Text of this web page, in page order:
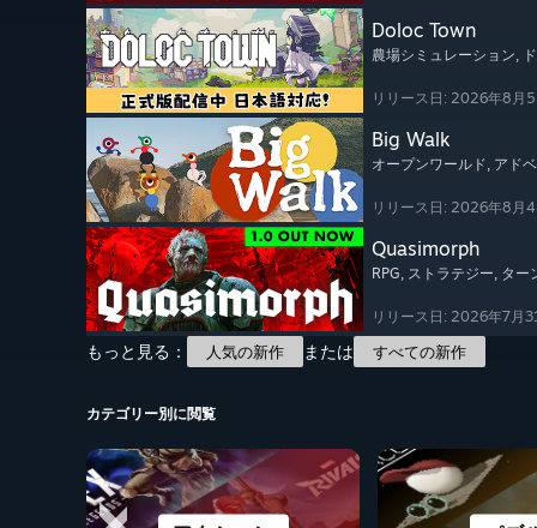
Doloc Town
農場シミュレーション,
リリース日: 2026年8月
Big Walk
オープンワールド, アド
リリース日: 2026年8月
Quasimorph
RPG, ストラテジー, ター
リリース日: 2026年7月
もっと見る： 人気の新作 または すべての新作
カテゴリー別に閲覧